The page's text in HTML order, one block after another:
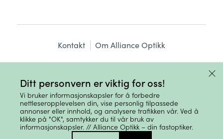
Kontakt Om Alliance Optikk
Nettbutikk
© 2026 Alliance
Personvern
Ditt personvern er viktig for oss!
Vi bruker informasjonskapsler for å forbedre
nettleseropplevelsen din, vise personlig tilpassede
annonser eller innhold, og analysere trafikken vår. Ved å
klikke på "OK", samtykker du til vår bruk av
informasjonskapsler. // Alliance Optikk – din fastoptiker.